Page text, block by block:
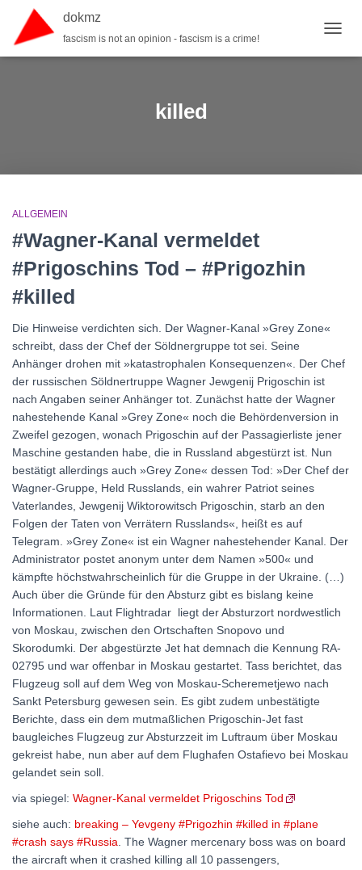
dokmz
fascism is not an opinion - fascism is a crime!
killed
ALLGEMEIN
#Wagner-Kanal vermeldet
#Prigoschins Tod – #Prigozhin
#killed
Die Hinweise verdichten sich. Der Wagner-Kanal »Grey Zone«
schreibt, dass der Chef der Söldnergruppe tot sei. Seine
Anhänger drohen mit »katastrophalen Konsequenzen«. Der Chef
der russischen Söldnertruppe Wagner Jewgenij Prigoschin ist
nach Angaben seiner Anhänger tot. Zunächst hatte der Wagner
nahestehende Kanal »Grey Zone« noch die Behördenversion in
Zweifel gezogen, wonach Prigoschin auf der Passagierliste jener
Maschine gestanden habe, die in Russland abgestürzt ist. Nun
bestätigt allerdings auch »Grey Zone« dessen Tod: »Der Chef der
Wagner-Gruppe, Held Russlands, ein wahrer Patriot seines
Vaterlandes, Jewgenij Wiktorowitsch Prigoschin, starb an den
Folgen der Taten von Verrätern Russlands«, heißt es auf
Telegram. »Grey Zone« ist ein Wagner nahestehender Kanal. Der
Administrator postet anonym unter dem Namen »500« und
kämpfte höchstwahrscheinlich für die Gruppe in der Ukraine. (…)
Auch über die Gründe für den Absturz gibt es bislang keine
Informationen. Laut Flightradar liegt der Absturzort nordwestlich
von Moskau, zwischen den Ortschaften Snopovo und
Skorodumki. Der abgestürzte Jet hat demnach die Kennung RA-
02795 und war offenbar in Moskau gestartet. Tass berichtet, das
Flugzeug soll auf dem Weg von Moskau-Scheremetjewo nach
Sankt Petersburg gewesen sein. Es gibt zudem unbestätigte
Berichte, dass ein dem mutmaßlichen Prigoschin-Jet fast
baugleiches Flugzeug zur Absturzzeit im Luftraum über Moskau
gekreist habe, nun aber auf dem Flughafen Ostafievo bei Moskau
gelandet sein soll.
via spiegel: Wagner-Kanal vermeldet Prigoschins Tod
siehe auch: breaking – Yevgeny #Prigozhin #killed in #plane
#crash says #Russia . The Wagner mercenary boss was on board
the aircraft when it crashed killing all 10 passengers,